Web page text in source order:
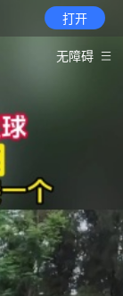
打开
无障碍